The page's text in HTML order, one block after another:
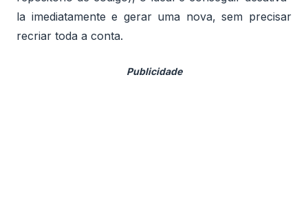
la imediatamente e gerar uma nova, sem precisar
recriar toda a conta.